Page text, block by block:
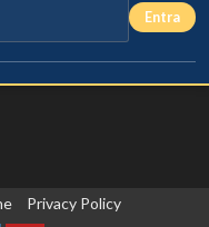
Privacy Policy
Entra